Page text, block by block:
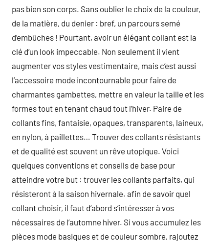
pas bien son corps. Sans oublier le choix de la couleur,
de la matière, du denier : bref, un parcours semé
d’embûches ! Pourtant, avoir un élégant collant est la
clé d’un look impeccable. Non seulement il vient
augmenter vos styles vestimentaire, mais c’est aussi
l’accessoire mode incontournable pour faire de
charmantes gambettes, mettre en valeur la taille et les
formes tout en tenant chaud tout l’hiver. Paire de
collants fins, fantaisie, opaques, transparents, laineux,
en nylon, à paillettes… Trouver des collants résistants
et de qualité est souvent un rêve utopique. Voici
quelques conventions et conseils de base pour
atteindre votre but : trouver les collants parfaits, qui
résisteront à la saison hivernale. afin de savoir quel
collant choisir, il faut d’abord s’intéresser à vos
nécessaires de l’automne hiver. Si vous accumulez les
pièces mode basiques et de couleur sombre, rajoutez